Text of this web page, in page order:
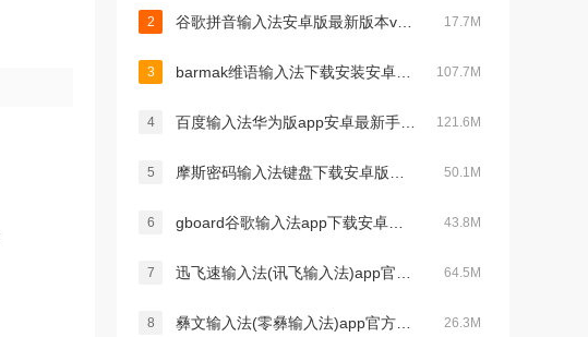
2 17.7M
3 107.7M
4 121.6M
5 50.1M
6 43.8M
7 64.5M
8 26.3M